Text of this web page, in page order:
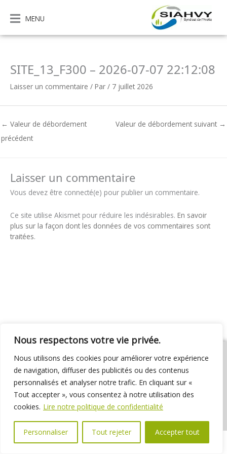
Nous respectons votre vie privée.
Nous utilisons des cookies pour améliorer votre expérience
de navigation, diffuser des publicités ou des contenus
personnalisés et analyser notre trafic. En cliquant sur «
Tout accepter », vous consentez à notre utilisation des
cookies. Lire notre politique de confidentialité
Personnaliser Tout rejeter Accepter tout
contenu
MENU
SITE_13_F300 – 2026-07-07 22:12:08
Laisser un commentaire / Par / 7 juillet 2026
← Valeur de débordement
précédent
Valeur de débordement suivant →
Laisser un commentaire
Vous devez être connecté(e) pour publier un commentaire.
Ce site utilise Akismet pour réduire les indésirables. En savoir
plus sur la façon dont les données de vos commentaires sont
traitées.
01 69 31 72 10 01 69 31 37 31
Nous contacter
Espace élus
Marchés publics Délibérations